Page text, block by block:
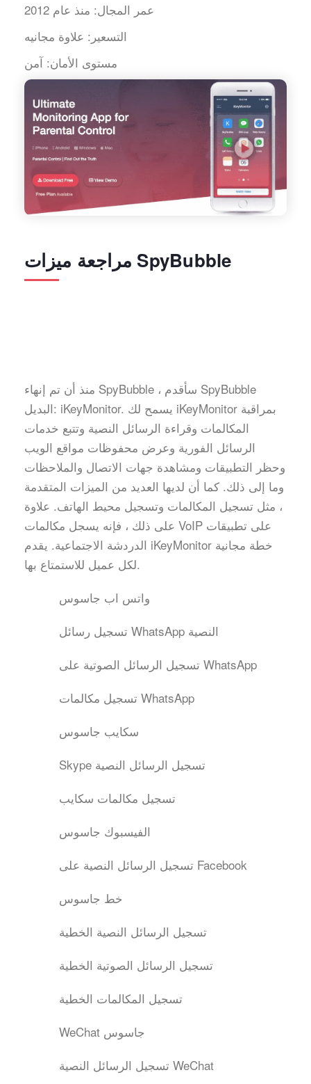
عمر المجال: منذ عام 2012
التسعير: علاوة مجانيه
مستوى الأمان:آمن
مراجعة ميزات SpyBubble
منذ أن تم إنهاء SpyBubble ، سأقدم SpyBubble
البديل: iKeyMonitor. يسمح لك iKeyMonitor بمراقبة
المكالمات وقراءة الرسائل النصية وتتبع خدمات
الرسائل الفورية وعرض محفوظات مواقع الويب
وحظر التطبيقات ومشاهدة جهات الاتصال والملاحظات
وما إلى ذلك. كما أن لديها العديد من الميزات المتقدمة
، مثل تسجيل المكالمات وتسجيل محيط الهاتف. علاوة
على ذلك ، فإنه يسجل مكالمات VoIP على تطبيقات
الدردشة الاجتماعية. يقدم iKeyMonitor خطة مجانية
لكل عميل للاستمتاع بها.
واتس اب جاسوس
تسجيل رسائل WhatsApp النصية
تسجيل الرسائل الصوتية على WhatsApp
تسجيل مكالمات WhatsApp
سكايب جاسوس
Skype تسجيل الرسائل النصية
تسجيل مكالمات سكايب
الفيسبوك جاسوس
تسجيل الرسائل النصية على Facebook
خط جاسوس
تسجيل الرسائل النصية الخطية
تسجيل الرسائل الصوتية الخطية
تسجيل المكالمات الخطية
WeChat جاسوس
تسجيل الرسائل النصية WeChat